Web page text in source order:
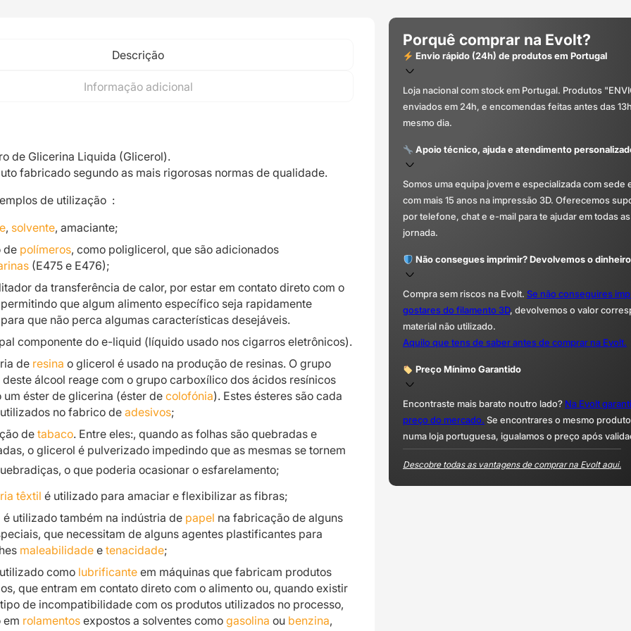
Descrição
Informação adicional
de Glicerina Liquida (Glicerol).
fabricado segundo as mais rigorosas normas de qualidade.
de utilização :
, solvente, amaciante;
de polímeros, como poliglicerol, que são adicionados
(E475 e E476);
da transferência de calor, por estar em contato direto com o
que algum alimento específico seja rapidamente
que não perca algumas características desejáveis.
componente do e-liquid (líquido usado nos cigarros eletrônicos).
de resina o glicerol é usado na produção de resinas. O grupo
álcool reage com o grupo carboxílico dos ácidos resínicos
um éster de glicerina (éster de colofónia). Estes ésteres são cada
no fabrico de adesivos;
de tabaco. Entre eles:, quando as folhas são quebradas e
o glicerol é pulverizado impedindo que as mesmas se tornem
o que poderia ocasionar o esfarelamento;
têxtil é utilizado para amaciar e flexibilizar as fibras;
é utilizado também na indústria de papel na fabricação de alguns
que necessitam de alguns agentes plastificantes para
maleabilidade e tenacidade;
como lubrificante em máquinas que fabricam produtos
que entram em contato direto com o alimento ou, quando existir
de incompatibilidade com os produtos utilizados no processo,
em rolamentos expostos a solventes como gasolina ou benzina,
Porquê comprar na Evolt?
Envio rápido (24h) de produtos em Portugal
Loja nacional com stock em Portugal. Produtos
enviados em 24h, e encomendas feitas antes das
mesmo dia.
Apoio técnico, ajuda e atendimento
Somos uma equipa jovem e especializada com sede
com mais 15 anos na impressão 3D. Oferecemos
por telefone, chat e e-mail para te ajudar em todas
jornada.
Não consegues imprimir? Devolvemos o
Compra sem riscos na Evolt. Se não conseguires
gostares do filamento 3D, devolvemos o valor
material não utilizado.
Aquilo que tens de saber antes de comprar na Evolt.
Preço Mínimo Garantido
Encontraste mais barato noutro lado? Na Evolt
preço do mercado. Se encontrares o mesmo
numa loja portuguesa, igualamos o preço após
Descobre todas as vantagens de comprar na Evolt aqui.